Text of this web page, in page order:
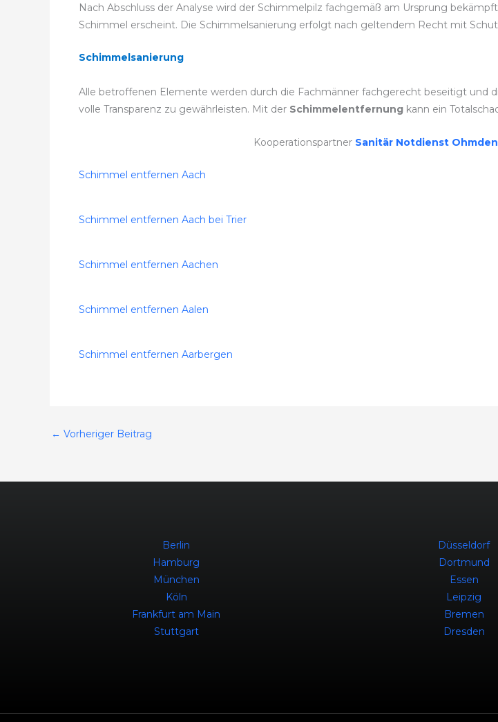
Nach Abschluss der Analyse wird der Schimmelpilz fachgemäß am Ursprung
Schimmel erscheint. Die Schimmelsanierung erfolgt nach geltendem Recht mit
Schimmelsanierung
Alle betroffenen Elemente werden durch die Fachmänner fachgerecht beseitigt und
volle Transparenz zu gewährleisten. Mit der Schimmelentfernung kann ein
Kooperationspartner Sanitär Notdienst Ohmden
Schimmel entfernen Aach
Schimmel entfernen Aach bei Trier
Schimmel entfernen Aachen
Schimmel entfernen Aalen
Schimmel entfernen Aarbergen
← Vorheriger Beitrag
Berlin
Hamburg
München
Köln
Frankfurt am Main
Stuttgart
Düsseldorf
Dortmund
Essen
Leipzig
Bremen
Dresden